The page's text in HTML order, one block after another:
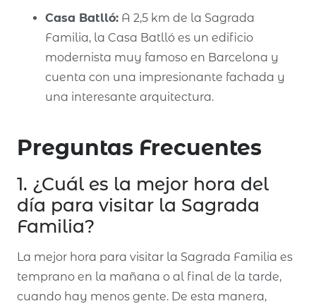
Casa Batlló: A 2,5 km de la Sagrada
Familia, la Casa Batlló es un edificio
modernista muy famoso en Barcelona y
cuenta con una impresionante fachada y
una interesante arquitectura.
Preguntas Frecuentes
1. ¿Cuál es la mejor hora del
día para visitar la Sagrada
Familia?
La mejor hora para visitar la Sagrada Familia es
temprano en la mañana o al final de la tarde,
cuando hay menos gente. De esta manera,